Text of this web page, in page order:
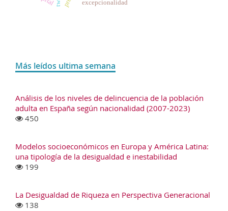
excepcionalidad
Más leídos ultima semana
Análisis de los niveles de delincuencia de la población
adulta en España según nacionalidad (2007-2023)
450
Modelos socioeconómicos en Europa y América Latina:
una tipología de la desigualdad e inestabilidad
199
La Desigualdad de Riqueza en Perspectiva Generacional
138